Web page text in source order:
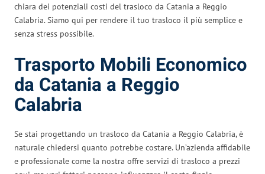
chiara dei potenziali costi del trasloco da Catania a Reggio
Calabria. Siamo qui per rendere il tuo trasloco il più semplice e
senza stress possibile.
Trasporto Mobili Economico
da Catania a Reggio
Calabria
Se stai progettando un trasloco da Catania a Reggio Calabria, è
naturale chiedersi quanto potrebbe costare. Un’azienda affidabile
e professionale come la nostra offre servizi di trasloco a prezzi